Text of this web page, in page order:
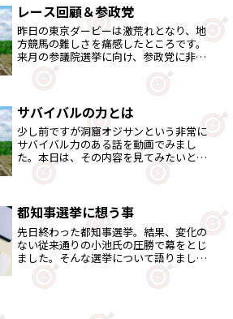
レース回顧＆参政党
昨日の東京ダービーは激荒れとなり、地
方競馬の難しさを痛感したところです。
来月の参議院選挙に向け、参政党に非常
に注目をしています。
サバイバルの力とは
少し前ですが洞窟オジサンという非常に
サバイバル力のある話を動画でみまし
た。本日は、その内容を見てみたいと思
います。
都知事選挙に想う事
先日終わった都知事選挙。結果、変化の
ない従来通りの小池氏の圧勝で幕をとじ
ました。そんな選挙について語りまし